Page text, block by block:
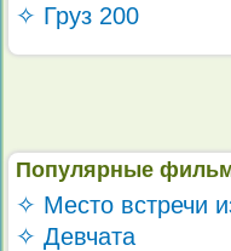
✧ Груз 200
Популярные
✧ Место встречи
✧ Девчата